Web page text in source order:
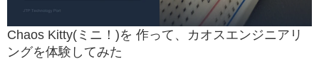
Chaos Kitty(ミニ！)を 作って、カオスエンジニアリ
ングを体験してみた